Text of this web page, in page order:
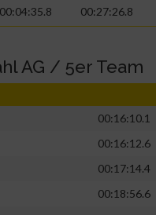
00:04:35.8 00:27:26.8
AG / 5er Team
00:16:10.1
00:16:12.6
00:17:14.4
00:18:56.6